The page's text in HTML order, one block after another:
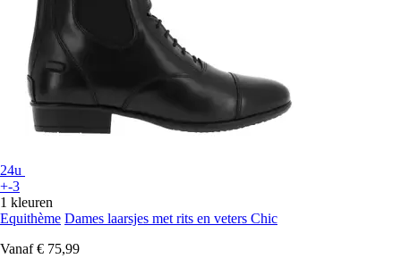
24u
+-3
1 kleuren
Equithème Dames laarsjes met rits en veters Chic
Vanaf € 75,99